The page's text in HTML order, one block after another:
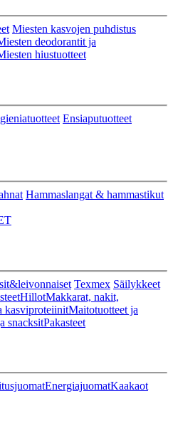
Miesten kasvojen puhdistus
deodorantit ja
hiustuotteet
Ensiaputuotteet
Hammaslangat & hammastikut
Texmex Säilykkeet
HillotMakkarat, nakit,
kasviproteiinitMaitotuotteet ja
snacksitPakasteet
EnergiajuomatKaakaot